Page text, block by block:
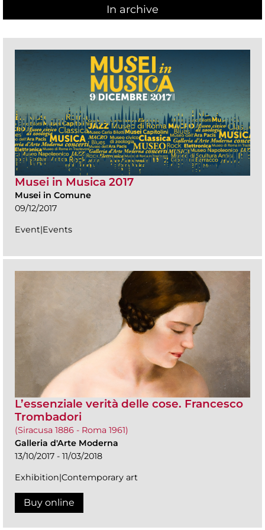
In archive
Musei in Musica 2017
Musei in Comune
09/12/2017
Event|Events
L’essenziale verità delle cose. Francesco
Trombadori
(Siracusa 1886 - Roma 1961)
Galleria d'Arte Moderna
13/10/2017 - 11/03/2018
Exhibition|Contemporary art
Buy online